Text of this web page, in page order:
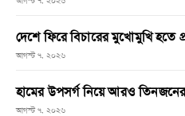
দেশে ফিরে বিচারের মুখোমুখি হতে
আগস্ট ৭, ২০২৬
হামের উপসর্গ নিয়ে আরও
আগস্ট ৭, ২০২৬